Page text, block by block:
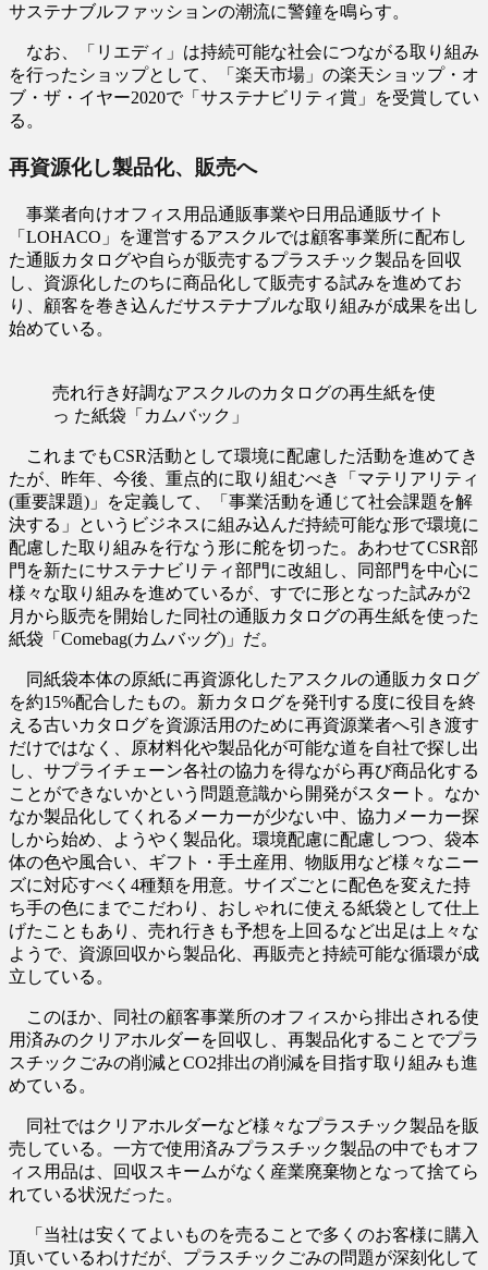
サステナブルファッションの潮流に警鐘を鳴らす。
なお、「リエディ」は持続可能な社会につながる取り組み
を行ったショップとして、「楽天市場」の楽天ショップ・オ
ブ・ザ・イヤー2020で「サステナビリティ賞」を受賞してい
る。
再資源化し製品化、販売へ
事業者向けオフィス用品通販事業や日用品通販サイト
「LOHACO」を運営するアスクルでは顧客事業所に配布し
た通販カタログや自らが販売するプラスチック製品を回収
し、資源化したのちに商品化して販売する試みを進めてお
り、顧客を巻き込んだサステナブルな取り組みが成果を出し
始めている。
売れ行き好調なアスクルのカタログの再生紙を使
っ た紙袋「カムバック」
これまでもCSR活動として環境に配慮した活動を進めてき
たが、昨年、今後、重点的に取り組むべき「マテリアリティ
(重要課題)」を定義して、「事業活動を通じて社会課題を解
決する」というビジネスに組み込んだ持続可能な形で環境に
配慮した取り組みを行なう形に舵を切った。あわせてCSR部
門を新たにサステナビリティ部門に改組し、同部門を中心に
様々な取り組みを進めているが、すでに形となった試みが2
月から販売を開始した同社の通販カタログの再生紙を使った
紙袋「Comebag(カムバッグ)」だ。
同紙袋本体の原紙に再資源化したアスクルの通販カタログ
を約15%配合したもの。新カタログを発刊する度に役目を終
える古いカタログを資源活用のために再資源業者へ引き渡す
だけではなく、原材料化や製品化が可能な道を自社で探し出
し、サプライチェーン各社の協力を得ながら再び商品化する
ことができないかという問題意識から開発がスタート。なか
なか製品化してくれるメーカーが少ない中、協力メーカー探
しから始め、ようやく製品化。環境配慮に配慮しつつ、袋本
体の色や風合い、ギフト・手土産用、物販用など様々なニー
ズに対応すべく4種類を用意。サイズごとに配色を変えた持
ち手の色にまでこだわり、おしゃれに使える紙袋として仕上
げたこともあり、売れ行きも予想を上回るなど出足は上々な
ようで、資源回収から製品化、再販売と持続可能な循環が成
立している。
このほか、同社の顧客事業所のオフィスから排出される使
用済みのクリアホルダーを回収し、再製品化することでプラ
スチックごみの削減とCO2排出の削減を目指す取り組みも進
めている。
同社ではクリアホルダーなど様々なプラスチック製品を販
売している。一方で使用済みプラスチック製品の中でもオフ
ィス用品は、回収スキームがなく産業廃棄物となって捨てら
れている状況だった。
「当社は安くてよいものを売ることで多くのお客様に購入
頂いているわけだが、プラスチックごみの問題が深刻化して